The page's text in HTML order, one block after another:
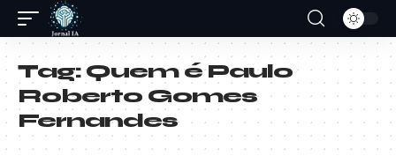
Tag:Quem é Paulo
Roberto Gomes
Fernandes